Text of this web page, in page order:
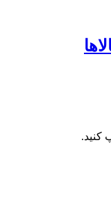
کنید.